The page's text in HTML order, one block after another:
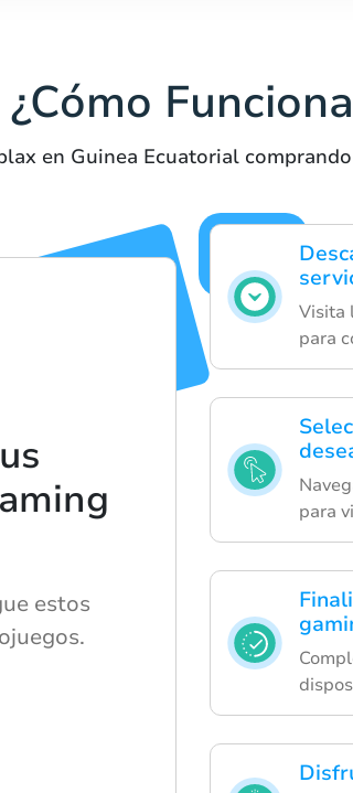
¿Cómo
en Guinea Ecuatorial
Visita
para
para
estos